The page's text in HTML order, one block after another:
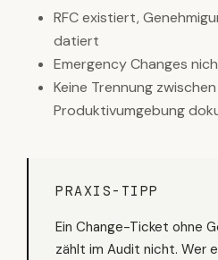
RFC existiert,
datiert
Emergency Changes
Keine Trennung
Produktivumgebung
PRAXIS-TIPP
Ein Change-Ticket ohne
zählt im Audit nicht. Wer